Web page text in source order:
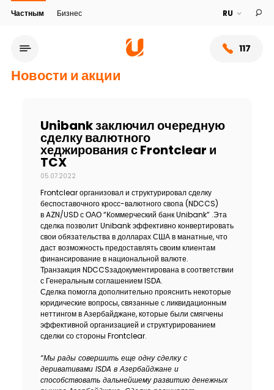
Частным Бизнес
117
Сеть обслуживания
О банке
Устойчивость
Кешбэк
Кадровые ресурсы
Новости и акции
Unibank заключил очередную
сделку валютного
хеджирования с Frontclear и
TCX
05.07.2022
Frontclear организовал и структурировал сделку
беспоставочного кросс-валютного свопа (NDCCS)
в AZN/USD с ОАО “Коммерческий банк Unibank” .Эта
сделка позволит Unibank эффективно конвертировать
свои обязательства в долларах США в манатные, что
даст возможность предоставлять своим клиентам
финансирование в национальной валюте.
Транзакция NDCCSзадокументирована в соответствии
с Генеральным соглашением ISDA.
Сделка помогла дополнительно прояснить некоторые
юридические вопросы, связанные с ликвидационным
неттингом в Азербайджане, которые были смягчены
эффективной организацией и структурированием
сделки со стороны Frontclear.
“Мы рады совершить еще одну сделку с
деривативами ISDA в Азербайджане и
способствовать дальнейшему развитию денежных